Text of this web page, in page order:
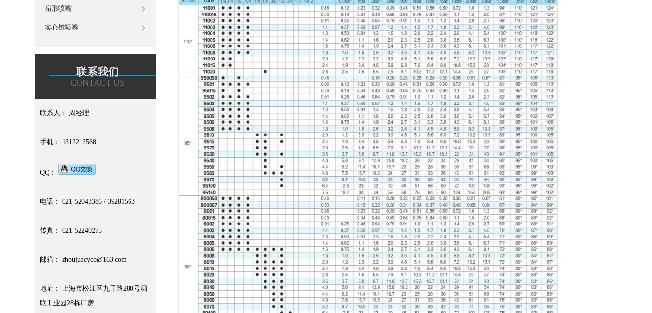
扇形喷嘴
实心锥喷嘴
联系我们
CONTACT US
联系人： 周经理
手机： 13122125681
QQ：
电话： 021-52043386 / 39281563
传真： 021-52240275
邮箱： zhoujuncyco@163.com
地址： 上海市松江区九干路280号泗
联工业园28栋厂房